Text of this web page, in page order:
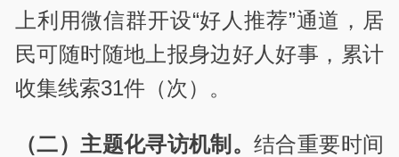
上利用微信群开设“好人推荐”通道，居
民可随时随地上报身边好人好事，累计
收集线索31件（次）。
（二）主题化寻访机制。结合重要时间